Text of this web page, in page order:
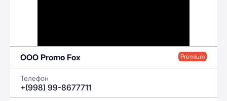
OOO Promo Fox Premium
Телефон
+(998) 99-8677711